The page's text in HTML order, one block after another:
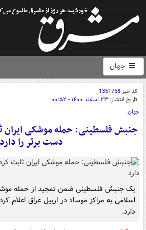
جهان
کد خبر1351758
تاریخ انتشار: ۲۳ اسفند ۱۴۰۰ - ۰۰:۵۲
جهان
جنبش فلسطینی: حمله موشکی ایران
دست برتر را دارد
یک جنبش فلسطینی ضمن تمجید از حمله
اسلامی به مراکز موساد در اربیل عراق اعلام
دارد.